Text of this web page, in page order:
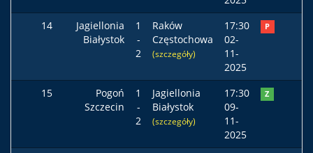
14
Jagiellonia
Białystok
1
-
2
Raków
Częstochowa
(szczegóły)
17:30
02-
11-
2025
P
15
Pogoń
Szczecin
1
-
2
Jagiellonia
Białystok
(szczegóły)
17:30
09-
11-
2025
Z